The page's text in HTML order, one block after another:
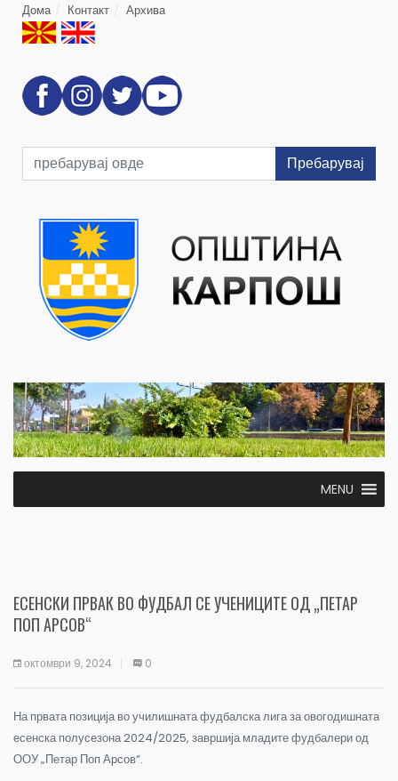
Дома Контакт Архива
Пребарувај
MENU
ЕСЕНСКИ ПРВАК ВО ФУДБАЛ СЕ УЧЕНИЦИТЕ ОД „ПЕТАР
ПОП АРСОВ“
октомври 9, 2024 0
На првата позиција во училишната фудбалска лига за овогодишната
есенска полусезона 2024/2025, завршија младите фудбалери од
ООУ „Петар Поп Арсов“.